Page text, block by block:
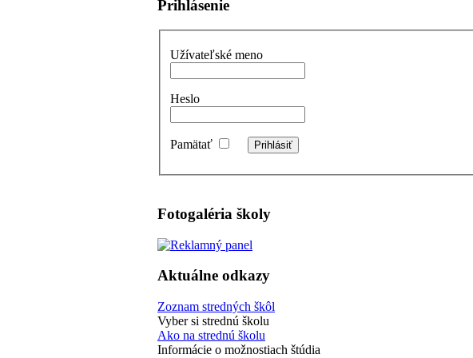
Prihlásenie
Užívateľské meno
Heslo
Pamätať
Fotogaléria školy
Aktuálne odkazy
Zoznam stredných škôl
Vyber si strednú školu
Ako na strednú školu
Informácie o možnostiach štúdia